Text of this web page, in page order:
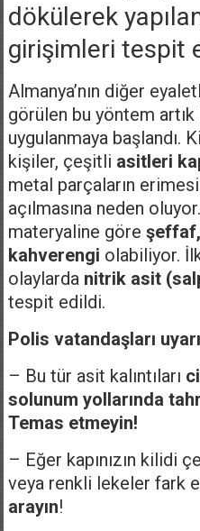
dökülerek
girişimleri tespit
Almanya’nın diğer
görülen bu yöntem artık
uygulanmaya başlandı.
kişiler, çeşitli asitleri
metal parçaların
açılmasına neden
materyaline göre şeffaf,
kahverengi olabiliyor.
olaylarda nitrik asit
tespit edildi.
Polis vatandaşları
– Bu tür asit kalıntıları
solunum yollarında
Temas etmeyin!
– Eğer kapınızın kilidi
veya renkli lekeler fark
arayın!